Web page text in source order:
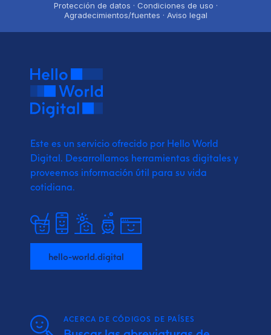
Protección de datos · Condiciones de uso ·
Agradecimientos/fuentes · Aviso legal
Este es un servicio ofrecido por Hello World
Digital. Desarrollamos herramientas digitales y
proveemos información útil para su vida
cotidiana.
hello-world.digital
ACERCA DE CÓDIGOS DE PAÍSES